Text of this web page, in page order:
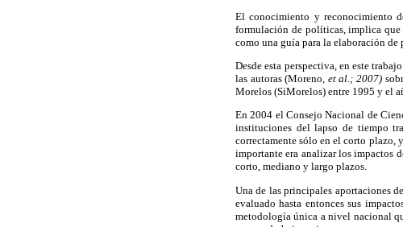
El conocimiento y reconocimiento
formulación de políticas, implica
como una guía para la elaboración de
Desde esta perspectiva, en este
las autoras (Moreno, et al.; 2007)
Morelos (SiMorelos) entre 1995 y el
En 2004 el Consejo Nacional de
instituciones del lapso de tiempo
correctamente sólo en el corto plazo,
importante era analizar los impactos
corto, mediano y largo plazos.
Una de las principales aportaciones
evaluado hasta entonces sus
metodología única a nivel nacional